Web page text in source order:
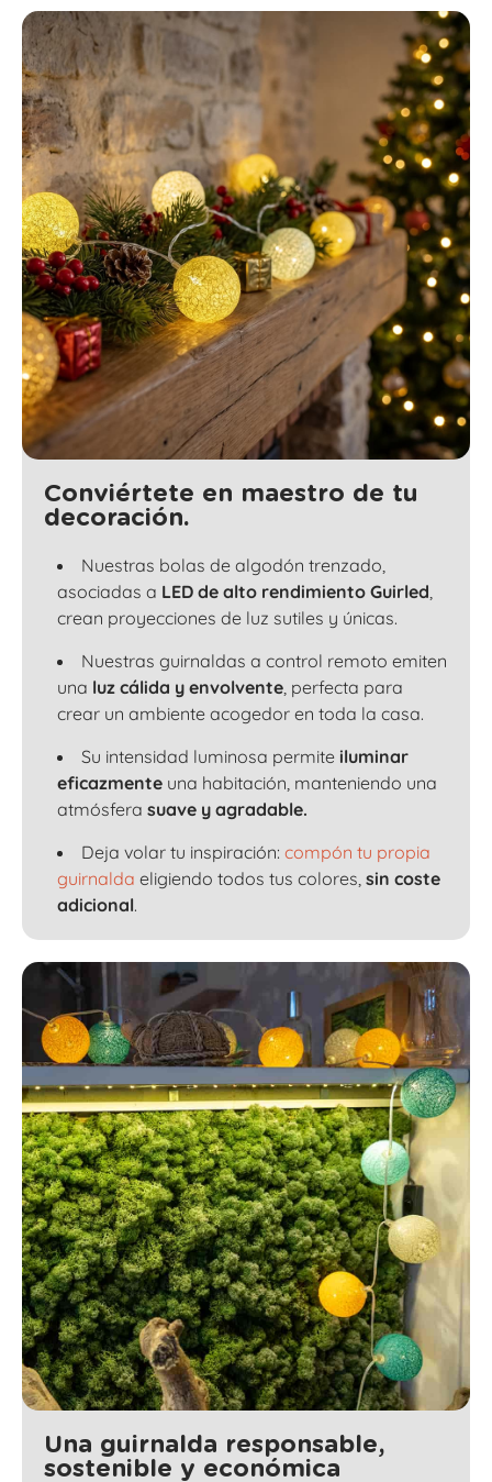
Conviértete en maestro de tu
decoración.
Nuestras bolas de algodón trenzado,
asociadas a LED de alto rendimiento Guirled,
crean proyecciones de luz sutiles y únicas.
Nuestras guirnaldas a control remoto emiten
una luz cálida y envolvente, perfecta para
crear un ambiente acogedor en toda la casa.
Su intensidad luminosa permite iluminar
eficazmente una habitación, manteniendo una
atmósfera suave y agradable.
Deja volar tu inspiración: compón tu propia
guirnalda eligiendo todos tus colores, sin coste
adicional.
Una guirnalda responsable,
sostenible y económica